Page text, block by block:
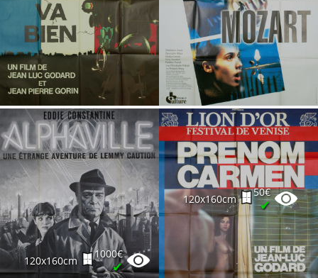
120x160cm
1000€
✔
120x160cm
50€
✔